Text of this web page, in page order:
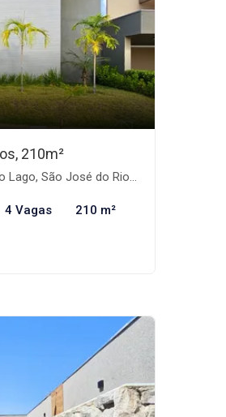
210m²
São José do Rio Preto-SP
4 Vagas 210 m²